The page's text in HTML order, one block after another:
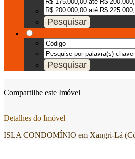
Compartilhe este Imóvel
Detalhes do Imóvel
ISLA CONDOMÍNIO em Xangri-Lá